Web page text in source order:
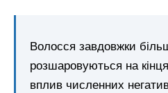
Волосся завдовжки
розшаровуються на
вплив численних